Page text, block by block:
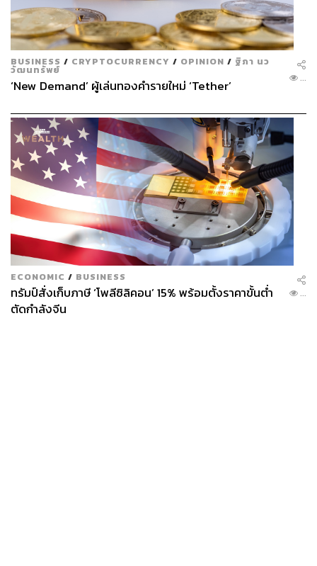
BUSINESS / CRYPTOCURRENCY / OPINION / ฐิภา นว
วัฒนทรัพย์
‘New Demand’ ผู้เล่นทองคำรายใหม่ ‘Tether’ ...
ECONOMIC / BUSINESS
ทรัมป์สั่งเก็บภาษี ‘โพลีซิลิคอน’ 15% พร้อมตั้งราคาขั้นต่ำ
ตัดกำลังจีน
...